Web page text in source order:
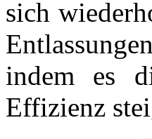
sich
indem es
Effizienz